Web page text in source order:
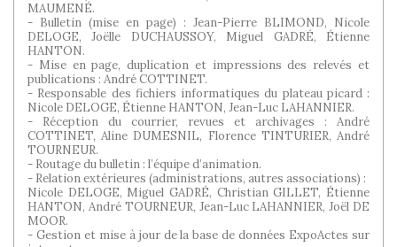
MAUMENÉ.
- Bulletin (mise en page) : Jean-Pierre BLIMOND, Nicole
DELOGE, Joëlle DUCHAUSSOY, Miguel GADRÉ, Étienne
HANTON.
- Mise en page, duplication et impressions des relevés et
publications : André COTTINET.
- Responsable des fichiers informatiques du plateau picard :
Nicole DELOGE, Étienne HANTON, Jean-Luc LAHANNIER.
- Réception du courrier, revues et archivages : André
COTTINET, Aline DUMESNIL, Florence TINTURIER, André
TOURNEUR.
- Routage du bulletin : l’équipe d’animation.
- Relation extérieures (administrations, autres associations) :
Nicole DELOGE, Miguel GADRÉ, Christian GILLET, Étienne
HANTON, André TOURNEUR, Jean-Luc LAHANNIER, Joël DE
MOOR.
- Gestion et mise à jour de la base de données ExpoActes sur